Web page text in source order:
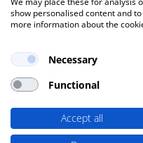
show personalised content and
more information about the
Necessary
Functional
Accept all